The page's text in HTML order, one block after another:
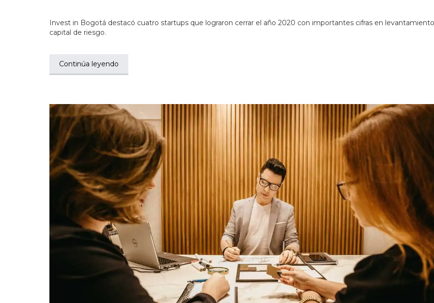
Invest in Bogotá destacó cuatro startups que lograron cerrar el año 2020 con importantes cifras en
capital de riesgo.
Continúa leyendo